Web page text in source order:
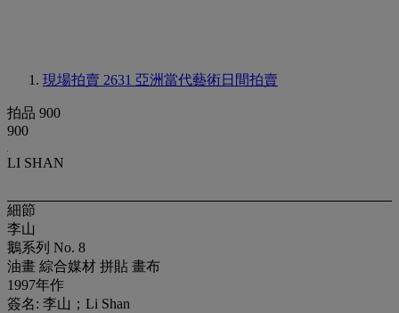
現場拍賣 2631 亞洲當代藝術日間拍賣
拍品 900
900
LI SHAN
細節
李山
鵝系列 No. 8
油畫 綜合媒材 拼貼 畫布
1997年作
簽名: 李山；Li Shan